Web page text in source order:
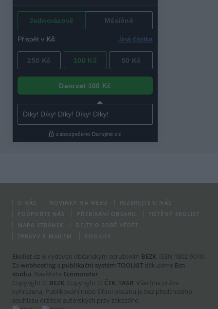
O NÁS NOVINKY NA WEBU
INZERUJTE U NÁS
PODPOŘTE NÁS
PŘEBÍRÁNÍ OBSAHU
TIŠTĚNÝ EKOLIST
MAPA STRÁNEK
DEJTE O SOBĚ VĚDĚT
ZPRÁVY E-MAILEM
COOKIES
Ekolist.cz je vydáván občanským sdružením BEZK. ISSN 1802-9019.
Za webhosting a publikační systém TOOLKIT děkujeme Ecn
studiu. Navštivte Ecomonitor.
Copyright © BEZK. Copyright © ČTK, TASR. Všechna práva
vyhrazena. Publikování nebo šíření obsahu je bez předchozího
souhlasu držitele autorských práv zakázáno.